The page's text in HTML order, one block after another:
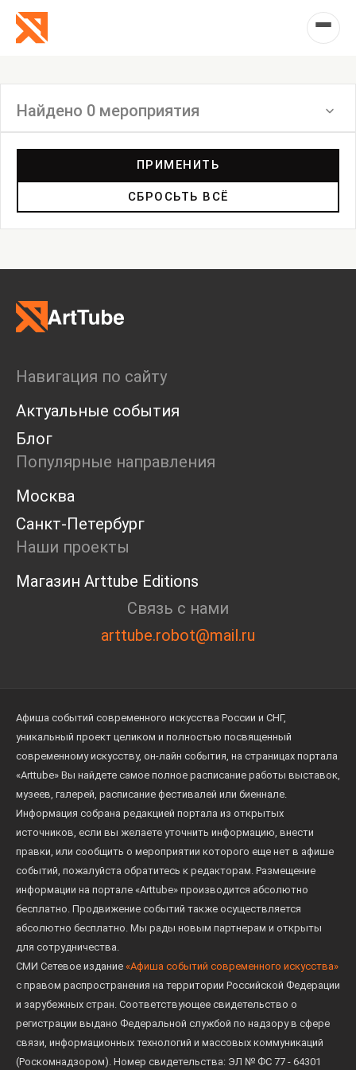
Найдено 0 мероприятия
Дискуссия
Пост-релиз
Пресс-конференция
Ярмарка
Open call
Экскурсия
Дискуссия
Cosmoscow 2024
Blazar 2024
Встречи
Круглый стол
ПРИМЕНИТЬ
СБРОСЬТЬ ВСЁ
Навигация по сайту
Актуальные события
Блог
Популярные направления
Москва
Санкт-Петербург
Наши проекты
Магазин Arttube Editions
Связь с нами
arttube.robot@mail.ru
Афиша событий современного искусства России и СНГ,
уникальный проект целиком и полностью посвященный
современному искусству, он-лайн события, на страницах портала
«Arttube» Вы найдете самое полное расписание работы выставок,
музеев, галерей, расписание фестивалей или биеннале.
Информация собрана редакцией портала из открытых
источников, если вы желаете уточнить информацию, внести
правки, или сообщить о мероприятии которого еще нет в афише
событий, пожалуйста обратитесь к редакторам. Размещение
информации на портале «Arttube» производится абсолютно
бесплатно. Продвижение событий также осуществляется
абсолютно бесплатно. Мы рады новым партнерам и открыты
для сотрудничества.
СМИ Сетевое издание «Афиша событий современного искусства»
с правом распространения на территории Российской Федерации
и зарубежных стран. Соответствующее свидетельство о
регистрации выдано Федеральной службой по надзору в сфере
связи, информационных технологий и массовых коммуникаций
(Роскомнадзором). Номер свидетельства: ЭЛ № ФС 77 - 64301